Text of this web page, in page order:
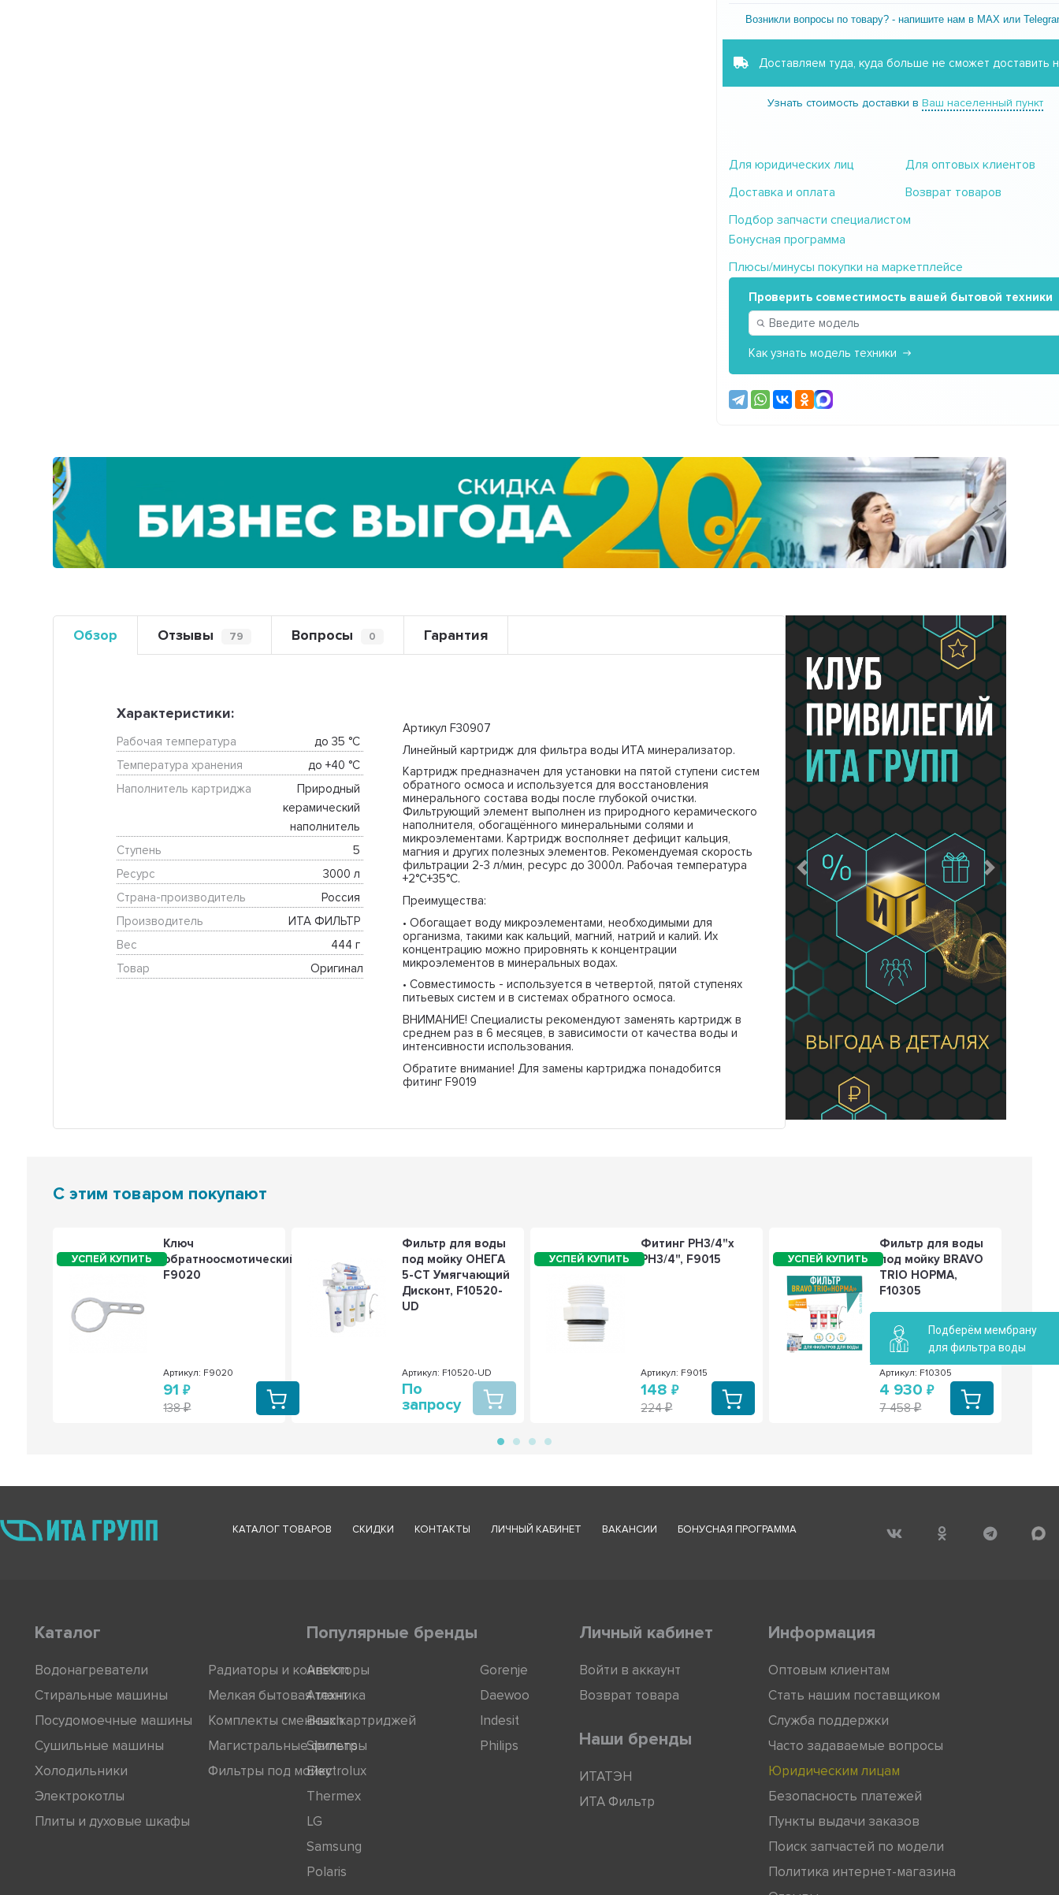
Возникли вопросы по товару? - напишите нам в MAX или
Доставляем туда, куда больше не сможет доставить
Узнать стоимость доставки вВаш населенный пункт
Для юридических лиц
Для оптовых клиентов
Доставка и оплата
Возврат товаров
Подбор запчасти специалистом
Бонусная программа
Плюсы/минусы покупки на маркетплейсе
Проверить совместимость вашей бытовой техники
Как узнать модель техники
Предыдущий
Обзор Отзывы 79 Вопросы 0 Гарантия
Артикул F30907
Линейный картридж для фильтра воды ИТА минерализатор.
Картридж предназначен для установки на пятой ступени систем
обратного осмоса и используется для восстановления
минерального состава воды после глубокой очистки.
Фильтрующий элемент выполнен из природного керамического
наполнителя, обогащённого минеральными солями и
микроэлементами. Картридж восполняет дефицит кальция,
магния и других полезных элементов. Рекомендуемая скорость
фильтрации 2-3 л/мин, ресурс до 3000л. Рабочая температура
+2°C+35°C.
Преимущества:
• Обогащает воду микроэлементами, необходимыми для
организма, такими как кальций, магний, натрий и калий. Их
концентрацию можно прировнять к концентрации
микроэлементов в минеральных водах.
• Совместимость - используется в четвертой, пятой ступенях
питьевых систем и в системах обратного осмоса.
ВНИМАНИЕ! Специалисты рекомендуют заменять картридж в
среднем раз в 6 месяцев, в зависимости от качества воды и
интенсивности использования.
Обратите внимание! Для замены картриджа понадобится
фитинг F9019
Характеристики:
Рабочая температура
до 35 °C
Температура хранения
до +40 °C
Наполнитель картриджа
Природный
керамический
наполнитель
Ступень
5
Ресурс
3000 л
Страна-производитель
Россия
Производитель
ИТА ФИЛЬТР
Вес
444 г
Товар
Оригинал
Предыдущий Следующий
С этим товаром покупают
Ключ
обратноосмотический,
F9020
Артикул: F9020
91
138
Фильтр для воды
под мойку ОНЕГА
5-СТ Умягчающий
Дисконт, F10520-
UD
Артикул: F10520-UD
По
запросу
Фитинг РН3/4"х
РН3/4", F9015
Артикул: F9015
148
224
Фильтр для воды
под мойку BRAVO
TRIO НОРМА,
F10305
Артикул: F10305
4 930
7 458
КАТАЛОГ ТОВАРОВ СКИДКИ КОНТАКТЫ ЛИЧНЫЙ КАБИНЕТ ВАКАНСИИ БОНУСНАЯ ПРОГРАММА
Каталог
Водонагреватели
Стиральные машины
Посудомоечные машины
Сушильные машины
Холодильники
Электрокотлы
Плиты и духовые шкафы
Радиаторы и конвекторы
Мелкая бытовая техника
Комплекты сменных картриджей
Магистральные фильтры
Фильтры под мойку
Популярные бренды
Ariston
Атлант
Bosch
Siemens
Electrolux
Thermex
LG
Samsung
Polaris
Gorenje
Daewoo
Indesit
Philips
Личный кабинет
Войти в аккаунт
Возврат товара
Наши бренды
ИТАТЭН
ИТА Фильтр
Информация
Оптовым клиентам
Стать нашим поставщиком
Служба поддержки
Часто задаваемые вопросы
Юридическим лицам
Безопасность платежей
Пункты выдачи заказов
Поиск запчастей по модели
Политика интернет-магазина
Подберём мембрану
для фильтра воды